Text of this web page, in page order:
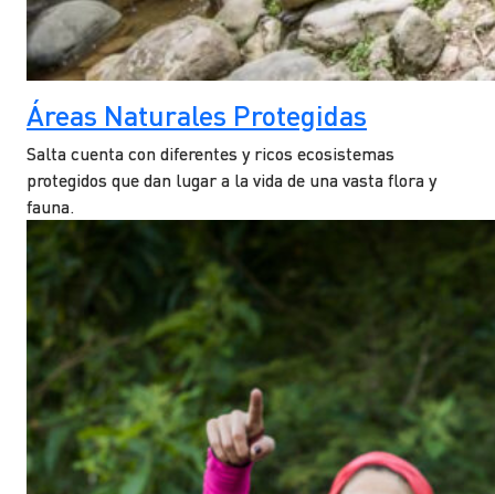
Áreas Naturales Protegidas
Salta cuenta con diferentes y ricos ecosistemas
protegidos que dan lugar a la vida de una vasta flora y
fauna.